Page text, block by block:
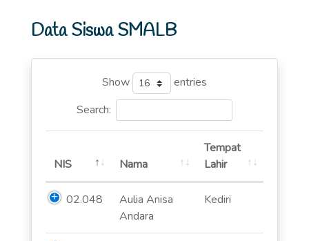
Data Siswa SMALB
Show
entries
Search:
NIS Nama
Tempat
Lahir
02.048
Aulia Anisa
Andara
Kediri